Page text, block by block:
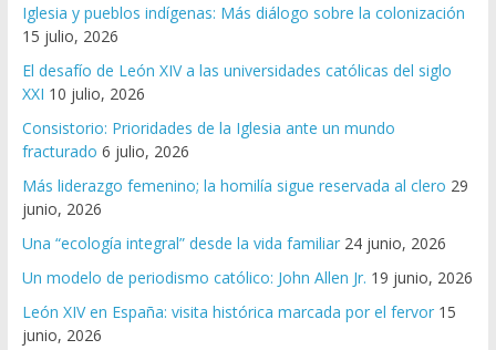
Iglesia y pueblos indígenas: Más diálogo sobre la colonización
15 julio, 2026
El desafío de León XIV a las universidades católicas del siglo
XXI 10 julio, 2026
Consistorio: Prioridades de la Iglesia ante un mundo
fracturado 6 julio, 2026
Más liderazgo femenino; la homilía sigue reservada al clero 29
junio, 2026
Una “ecología integral” desde la vida familiar 24 junio, 2026
Un modelo de periodismo católico: John Allen Jr. 19 junio, 2026
León XIV en España: visita histórica marcada por el fervor 15
junio, 2026